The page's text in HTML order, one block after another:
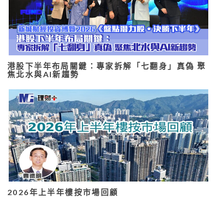
港股下半年布局關鍵：專家拆解「七翻身」真偽 聚
焦北水與AI新趨勢
2026年上半年樓按市場回顧